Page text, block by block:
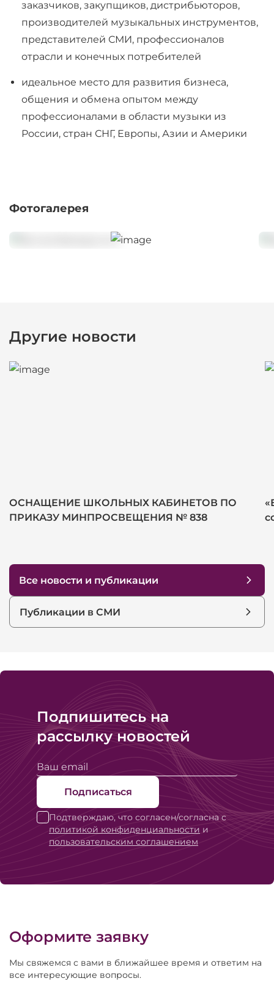
заказчиков, закупщиков, дистрибьюторов,
производителей музыкальных инструментов,
представителей СМИ, профессионалов
отрасли и конечных потребителей
идеальное место для развития бизнеса,
общения и обмена опытом между
профессионалами в области музыки из
России, стран СНГ, Европы, Азии и Америки
Фотогалерея
Другие новости
ОСНАЩЕНИЕ ШКОЛЬНЫХ КАБИНЕТОВ ПО
ПРИКАЗУ МИНПРОСВЕЩЕНИЯ № 838
Все новости и публикации
Публикации в СМИ
Подпишитесь на
рассылку новостей
Подписаться
Подтверждаю, что согласен/согласна с
политикой конфиденциальности и
пользовательским соглашением
Оформите заявку
Мы свяжемся с вами в ближайшее время и ответим на
все интересующие вопросы.